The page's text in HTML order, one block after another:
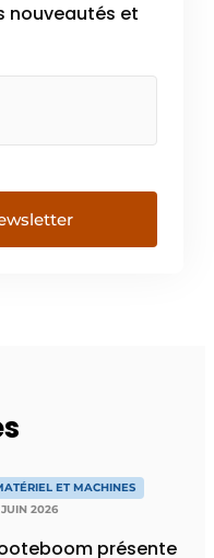
nouveautés et
ET MACHINES
2026
présente